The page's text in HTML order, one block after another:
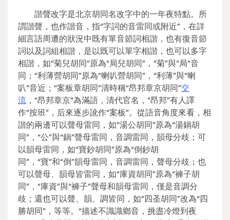
諧聲改字是北京胡同名改字中的一年夜特點。所
謂諧聲，也作諧音，指“字詞的音雷同或附近”，在詳
細言語周遭的狀況中既有單音節詞相諧，也有復音節
詞以及詞組相諧，是以既可以單字相諧，也可以多字
相諧，如“菊兒胡同”原為“局兒胡同”，“菊”與“局”音
同；“利薄營胡同”原為“喇叭營胡同”，“利薄”與“喇
叭”音近；“案板章胡同”清時稱“昂邦章京胡同”交
流 ，“昂邦章京”為滿語，清代官名，“昂邦”有人譯
作“按班”，后來逐步訛作“案板”。從語音角度來看，相
諧的兩邊可以聲母雷同，如“湯公胡同”原為“湯鍋胡
同”，“公”與“鍋”聲母雷同，音調雷同，韻母分歧；可
以韻母雷同，如“寶鈔胡同”原為“倒鈔胡
同”，“寶”和“倒”韻母雷同，音調雷同，聲母分歧；也
可以聲母、韻母皆雷同，如“庫資胡同”原為“褲子胡
同”，“庫資”與“褲子”聲母和韻母雷同，僅是音調分
歧；還也可以聲、韻、調皆同，如“四圣胡同”改為“四
勝胡同”，等等。“描述不識識鄉音，挑盡冷燈到夜